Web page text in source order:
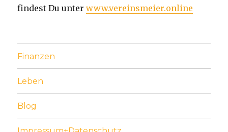
findest Du unterwww.vereinsmeier.online
Finanzen
Leben
Blog